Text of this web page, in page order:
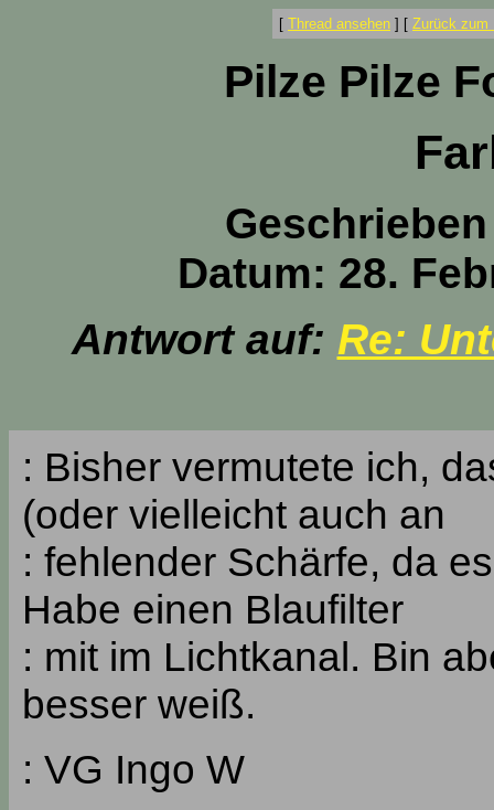
[ Thread ansehen ] [ Zurück zum
Pilze Pilze
Datum: 28.
Antwort auf: Re:
: Bisher vermutete ich,
(oder vielleicht auch an
: fehlender Schärfe, da
Habe einen Blaufilter
: mit im Lichtkanal. Bin
besser weiß.
: VG Ingo W